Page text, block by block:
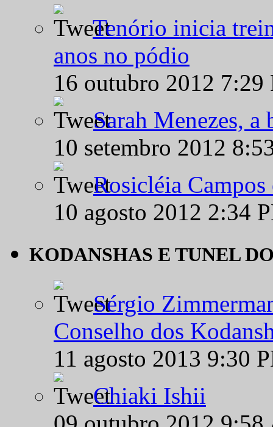
Tenório inicia
anos no pódio
16 outubro 2012
Sarah Menezes,
10 setembro 2012
Rosicléia
10 agosto 2012 2:34
KODANSHAS E TUNEL
Sérgio
Conselho dos
11 agosto 2013 9:30
Chiaki Ishii